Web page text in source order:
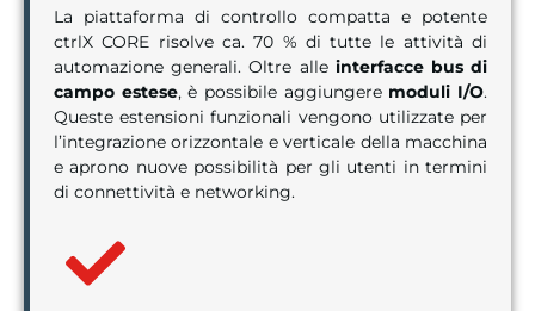
La piattaforma di controllo compatta e potente
ctrlX CORE risolve ca. 70 % di tutte le attività di
automazione generali. Oltre alle interfacce bus di
campo estese, è possibile aggiungere moduli I/O.
Queste estensioni funzionali vengono utilizzate per
l’integrazione orizzontale e verticale della macchina
e aprono nuove possibilità per gli utenti in termini
di connettività e networking.